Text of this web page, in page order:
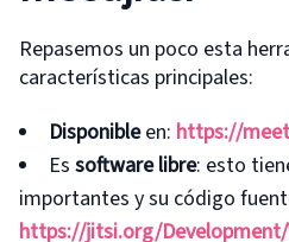
Repasemos un poco esta
características principales:
Disponibleen: https://
Es software libre: esto
importantes y su código
https://jitsi.org/